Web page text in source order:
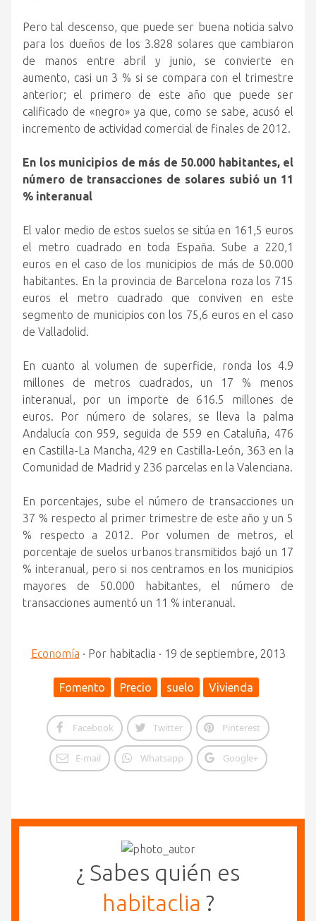
Pero tal descenso, que puede ser buena noticia salvo
para los dueños de los 3.828 solares que cambiaron
de manos entre abril y junio, se convierte en
aumento, casi un 3 % si se compara con el trimestre
anterior; el primero de este año que puede ser
calificado de «negro» ya que, como se sabe, acusó el
incremento de actividad comercial de finales de 2012.
En los municipios de más de 50.000 habitantes, el
número de transacciones de solares subió un 11
% interanual
El valor medio de estos suelos se sitúa en 161,5 euros
el metro cuadrado en toda España. Sube a 220,1
euros en el caso de los municipios de más de 50.000
habitantes. En la provincia de Barcelona roza los 715
euros el metro cuadrado que conviven en este
segmento de municipios con los 75,6 euros en el caso
de Valladolid.
En cuanto al volumen de superficie, ronda los 4.9
millones de metros cuadrados, un 17 % menos
interanual, por un importe de 616.5 millones de
euros. Por número de solares, se lleva la palma
Andalucía con 959, seguida de 559 en Cataluña, 476
en Castilla-La Mancha, 429 en Castilla-León, 363 en la
Comunidad de Madrid y 236 parcelas en la Valenciana.
En porcentajes, sube el número de transacciones un
37 % respecto al primer trimestre de este año y un 5
% respecto a 2012. Por volumen de metros, el
porcentaje de suelos urbanos transmitidos bajó un 17
% interanual, pero si nos centramos en los municipios
mayores de 50.000 habitantes, el número de
transacciones aumentó un 11 % interanual.
Economía · Por habitaclia · 19 de septiembre, 2013
Fomento Precio suelo Vivienda
Facebook Twitter Pinterest
E-mail Whatsapp Google+
¿ Sabes quién es
habitaclia ?